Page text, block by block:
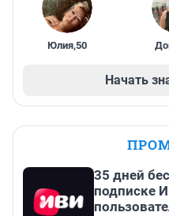
Юлия,50
Начать
35 дней
подписке